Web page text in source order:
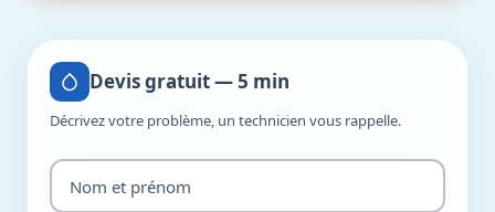
Devis gratuit — 5 min
Décrivez votre problème, un technicien vous rappelle.